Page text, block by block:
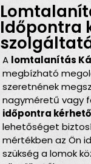
Időpontra
A lomtalanítás
megbízható
szeretnének
nagyméretű vagy
időpontra
lehetőséget
mértékben az Ön
szükség a lomok